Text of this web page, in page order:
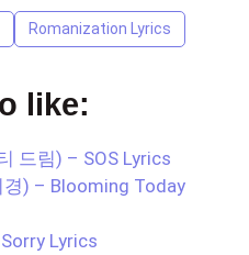
Romanization Lyrics
like:
드림) – SOS Lyrics
경) – Blooming Today
Lyrics